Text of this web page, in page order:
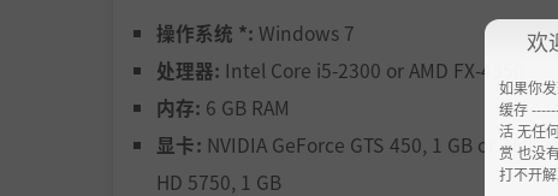
“给人的感觉很像《星际争霸》的虫族，但比
Rock Paper Shotgun
“换句话说，这款游戏的基地管理与战术任务元
WCCFTech
操作系统 *: Windows 7
处理器: Intel Core i5-2300 or AMD FX-4350
内存: 6 GB RAM
显卡: NVIDIA GeForce GTS 450, 1 GB or AMD
HD 5750, 1 GB
欢
如果你
缓存
活 无任
赏 也没
打不开解